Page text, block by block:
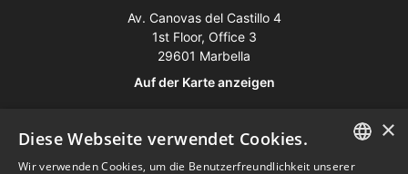
Av. Canovas del Castillo 4
1st Floor, Office 3
29601 Marbella
Auf der Karte anzeigen
Tel:+34 952 765 138
+34 601 636 766
×
Diese Webseite verwendet Cookies.
Wir verwenden Cookies, um die Benutzerfreundlichkeit unserer